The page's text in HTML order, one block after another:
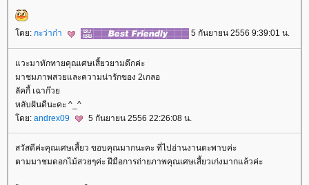
ดย: กะว่าก๋า 5 กันยายน 2556 9:39:01 น.
วะมาทักทายคุณเศษเสี้ยวยามดึกค่ะ
มาชมภาพสวยและความน่ารักของ 2เกลอ
ลัคกี้ เฉาก๊ว
หลับฝันดีนะคะ ^_^
ดย: andrex09 5 กันยายน 2556 22:26:08 น.
สวัสดีค่ะคุณเศษเสี้ยว ขอบคุณมากนะคะ ที่ไปอ่านงานตะพาบค่ะ
ตามมาชมดอกไม้สวยๆค่ะ ฝึมือการถ่ายภาพคุณเศษเสี้ยวเก่งมากแล้วค่ะ